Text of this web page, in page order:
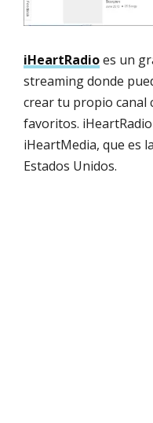
iHeartRadioes un
streaming donde
crear tu propio canal
favoritos.
iHeartMedia, que es
Estados Unidos.